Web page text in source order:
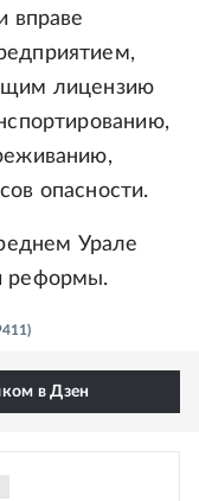
вправе
лицензию
опасности.
Урале
реформы.
в Дзен